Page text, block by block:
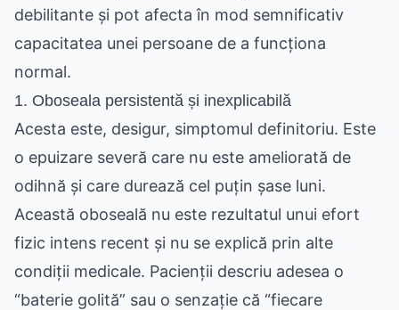
debilitante și pot afecta în mod semnificativ
capacitatea unei persoane de a funcționa
normal.
1. Oboseala persistentă și inexplicabilă
Acesta este, desigur, simptomul definitoriu. Este
o epuizare severă care nu este ameliorată de
odihnă și care durează cel puțin șase luni.
Această oboseală nu este rezultatul unui efort
fizic intens recent și nu se explică prin alte
condiții medicale. Pacienții descriu adesea o
“baterie golită” sau o senzație că “fiecare